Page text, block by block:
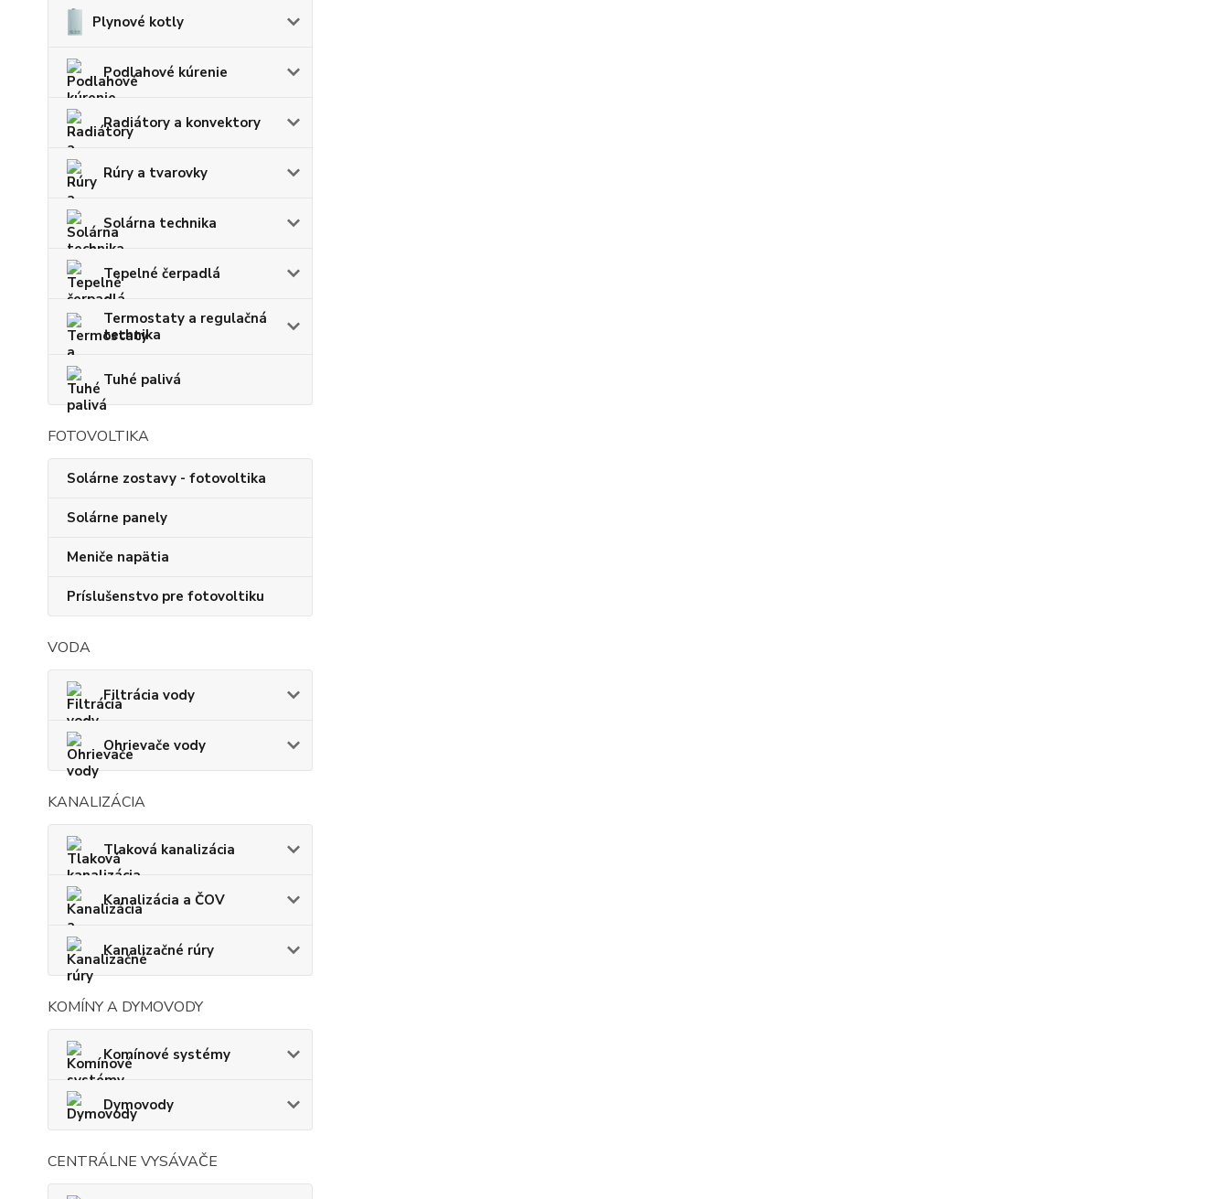
Plynové kotly
Podlahové kúrenie
Radiátory a konvektory
Rúry a tvarovky
Solárna technika
Tepelné čerpadlá
Termostaty a regulačná
technika
Tuhé palivá
FOTOVOLTIKA
Solárne zostavy - fotovoltika
Solárne panely
Meniče napätia
Príslušenstvo pre fotovoltiku
VODA
Filtrácia vody
Ohrievače vody
KANALIZÁCIA
Tlaková kanalizácia
Kanalizácia a ČOV
Kanalizačné rúry
KOMÍNY A DYMOVODY
Komínové systémy
Dymovody
CENTRÁLNE VYSÁVAČE